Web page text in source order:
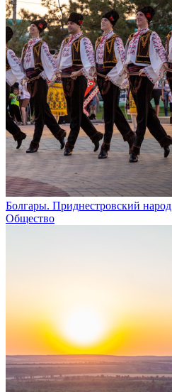
Болгары. Приднестровский народ
Общество